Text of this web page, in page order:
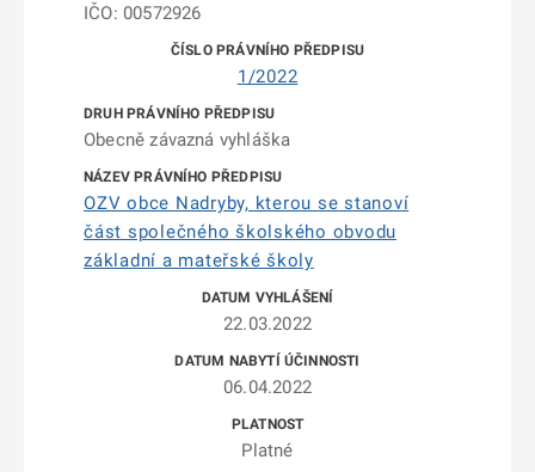
IČO: 00572926
1/2022
Obecně závazná vyhláška
OZV obce Nadryby, kterou se stanoví
část společného školského obvodu
základní a mateřské školy
22.03.2022
06.04.2022
Platné